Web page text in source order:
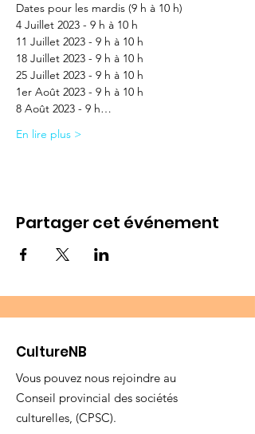
Dates pour les mardis (9 h à 10 h)
4 Juillet 2023 - 9 h à 10 h
11 Juillet 2023 - 9 h à 10 h
18 Juillet 2023 - 9 h à 10 h
25 Juillet 2023 - 9 h à 10 h
1er Août 2023 - 9 h à 10 h
8 Août 2023 - 9 h…
En lire plus >
Partager cet événement
CultureNB
Vous pouvez nous rejoindre au
Conseil provincial des sociétés
culturelles, (CPSC).